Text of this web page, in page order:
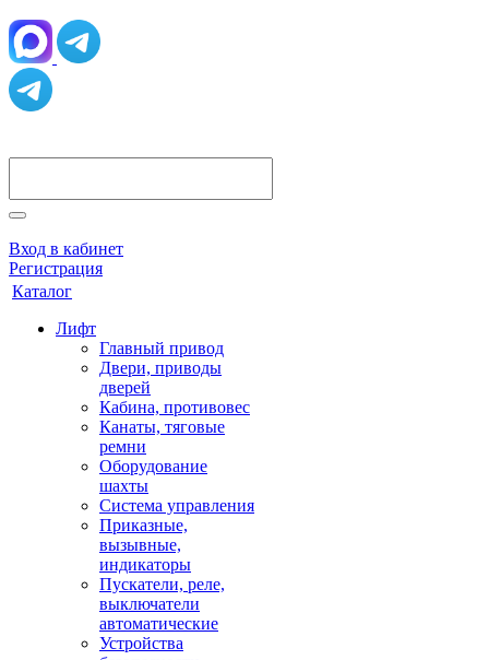
Вход в кабинет
Регистрация
Каталог
Лифт
Главный привод
Двери, приводы
дверей
Кабина, противовес
Канаты, тяговые
ремни
Оборудование
шахты
Система управления
Приказные,
вызывные,
индикаторы
Пускатели, реле,
выключатели
автоматические
Устройства